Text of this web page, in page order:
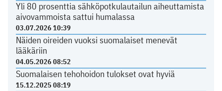
Yli 80 prosenttia sähköpotkulautailun aiheuttamista
aivovammoista sattui humalassa
03.07.2026 10:39
Näiden oireiden vuoksi suomalaiset menevät
lääkäriin
04.05.2026 08:52
Suomalaisen tehohoidon tulokset ovat hyviä
15.12.2025 08:19